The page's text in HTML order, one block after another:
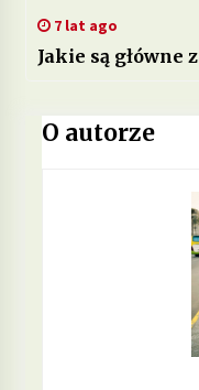
7 lat ago
Jakie są główne
O autorze